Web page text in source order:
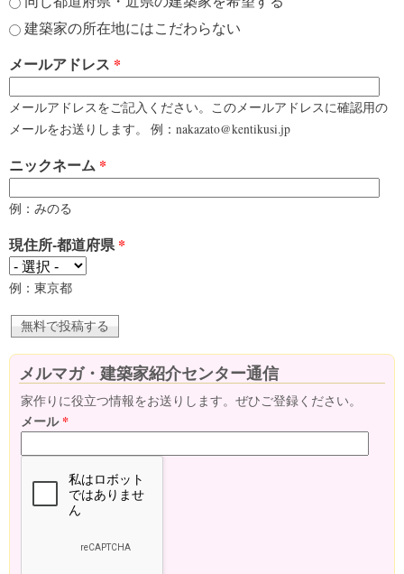
建築家の所在地にはこだわらない
メールアドレス *
メールアドレスをご記入ください。このメールアドレスに確認用の
メールをお送りします。 例：nakazato@kentikusi.jp
ニックネーム *
例：みのる
現住所-都道府県*
例：東京都
メルマガ・建築家紹介センター通信
家作りに役立つ情報をお送りします。ぜひご登録ください。
メール*